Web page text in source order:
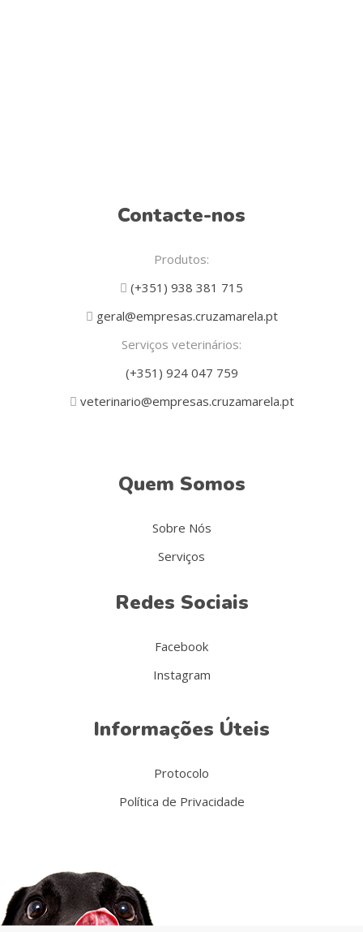
Contacte-nos
Produtos:
(+351) 938 381 715
geral@empresas.cruzamarela.pt
Serviços veterinários:
(+351) 924 047 759
veterinario@empresas.cruzamarela.pt
Quem Somos
Sobre Nós
Serviços
Redes Sociais
Facebook
Instagram
Informações Úteis
Protocolo
Política de Privacidade